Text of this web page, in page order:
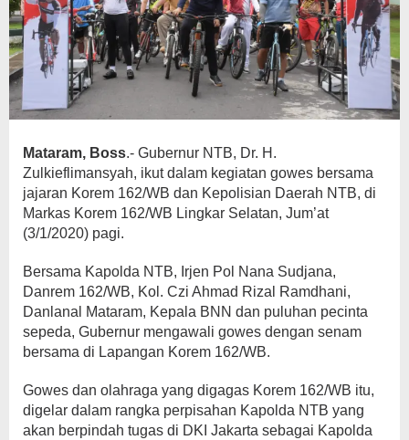
Mataram, Boss.- Gubernur NTB, Dr. H.
Zulkieflimansyah, ikut dalam kegiatan gowes bersama
jajaran Korem 162/WB dan Kepolisian Daerah NTB, di
Markas Korem 162/WB Lingkar Selatan, Jum’at
(3/1/2020) pagi.
Bersama Kapolda NTB, Irjen Pol Nana Sudjana,
Danrem 162/WB, Kol. Czi Ahmad Rizal Ramdhani,
Danlanal Mataram, Kepala BNN dan puluhan pecinta
sepeda, Gubernur mengawali gowes dengan senam
bersama di Lapangan Korem 162/WB.
Gowes dan olahraga yang digagas Korem 162/WB itu,
digelar dalam rangka perpisahan Kapolda NTB yang
akan berpindah tugas di DKI Jakarta sebagai Kapolda